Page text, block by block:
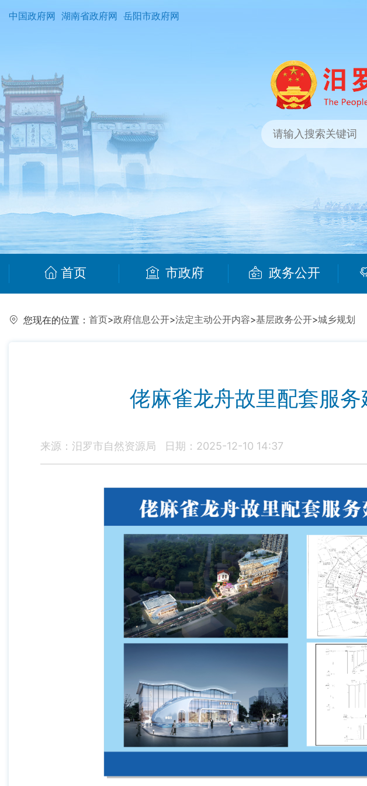
中国政府网 湖南省政府网 岳阳市政府网
首页 市政府 政务公开
您现在的位置： 首页>政府信息公开>法定主动公开内容>基层政务公开>城乡规划
佬麻雀龙舟故里配套服
来源：汨罗市自然资源局 日期：2025-12-10 14:37